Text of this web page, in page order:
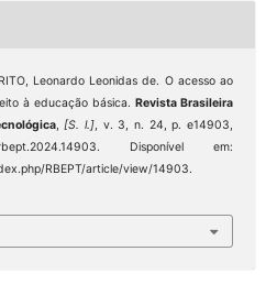
Leonardo Leonidas de. O acesso ao
à educação básica. Revista Brasileira
,[S. l.], v. 3, n. 24, p. e14903,
Disponível em:
RBEPT/article/view/14903.